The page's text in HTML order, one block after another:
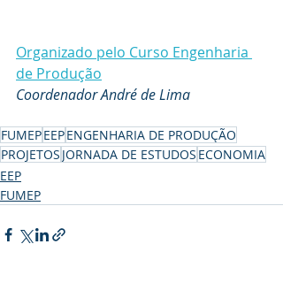
Organizado pelo Curso Engenharia
de Produção
Coordenador André de Lima
FUMEPEEPENGENHARIA DE PRODUÇÃO
PROJETOS JORNADA DE ESTUDOS ECONOMIA
EEP
FUMEP